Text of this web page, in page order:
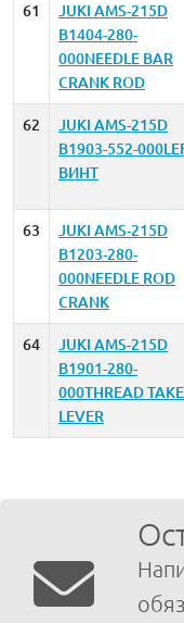
61
JUKI AMS-215D
B1404-280-
000NEEDLE BAR
CRANK ROD
62
JUKI AMS-215D
B1903-552-
ВИНТ
63
JUKI AMS-215D
B1203-280-
000NEEDLE ROD
CRANK
64
JUKI AMS-215D
B1901-280-
000THREAD
LEVER